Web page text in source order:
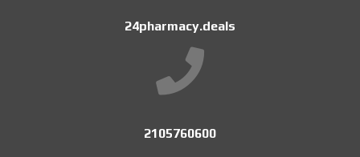
24pharmacy.deals
2105760600